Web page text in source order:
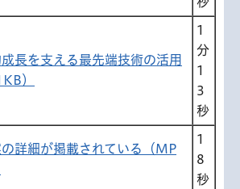
長を支える最先端技術の活用
）
1
分
1
3
秒
詳細が掲載されている（MP
1
8
秒